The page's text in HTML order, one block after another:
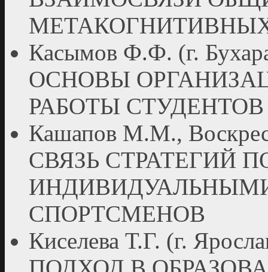
Касымов Ф.Ф. (г.
ОСНОВЫ
РАБОТЫ СТУДЕНТОВ
Кашапов М.М.,
СВЯЗЬ СТРАТЕГИЙ
СПОРТСМЕНОВ
Киселева Т.Г. (г.